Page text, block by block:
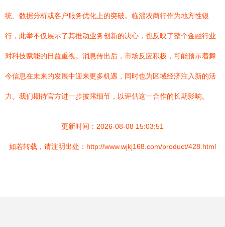
统、数据分析或客户服务优化上的突破。临淄农商行作为地方性银
行，此举不仅展示了其推动业务创新的决心，也反映了整个金融行业
对科技赋能的日益重视。消息传出后，市场反应积极，可能预示着舞
今信息在未来的发展中迎来更多机遇，同时也为区域经济注入新的活
力。我们期待官方进一步披露细节，以评估这一合作的长期影响。
更新时间：2026-08-08 15:03:51
如若转载，请注明出处：http://www.wjkj168.com/product/428.html